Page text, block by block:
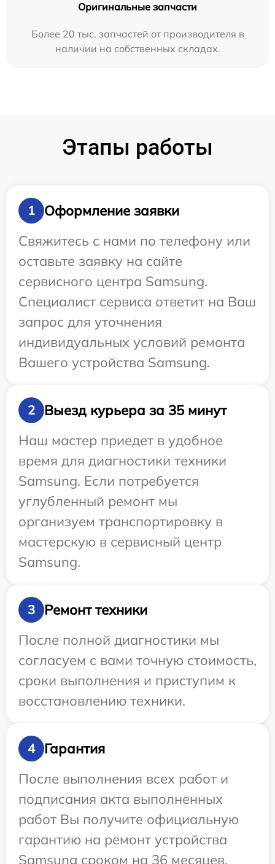
Оригинальные запчасти
Более 20 тыс. запчастей от производителя в
наличии на собственных складах.
Этапы работы
1
Оформление заявки
Свяжитесь с нами по телефону или
оставьте заявку на сайте
сервисного центра Samsung.
Специалист сервиса ответит на Ваш
запрос для уточнения
индивидуальных условий ремонта
Вашего устройства Samsung.
2
Выезд курьера за 35 минут
Наш мастер приедет в удобное
время для диагностики техники
Samsung. Если потребуется
углубленный ремонт мы
организуем транспортировку в
мастерскую в сервисный центр
Samsung.
3
Ремонт техники
После полной диагностики мы
согласуем с вами точную стоимость,
сроки выполнения и приступим к
восстановлению техники.
4
Гарантия
После выполнения всех работ и
подписания акта выполненных
работ Вы получите официальную
гарантию на ремонт устройства
Samsung сроком на 36 месяцев.